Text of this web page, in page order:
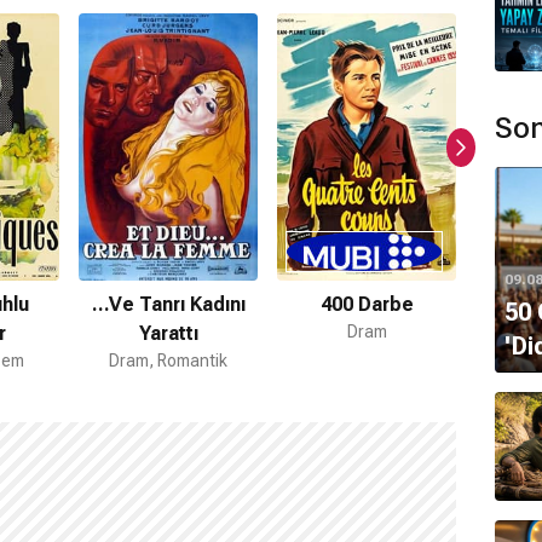
...Ve Tanrı Kadını
Yarattı
Dram, Romantik
400 Darbe
Dram Dram,
50